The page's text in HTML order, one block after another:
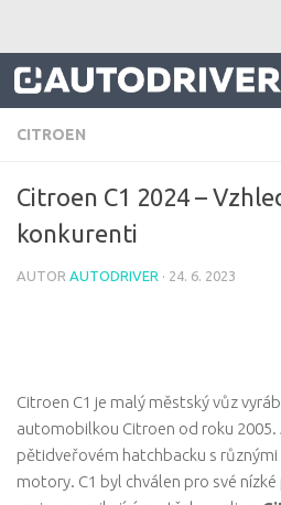
CITROEN
Citroen C1 2024 –
konkurenti
AUTOR AUTODRIVER · 24. 6. 2023
Citroen C1 je malý městský vůz
automobilkou Citroen od roku 2005.
pětidveřovém hatchbacku s
motory. C1 byl chválen pro své